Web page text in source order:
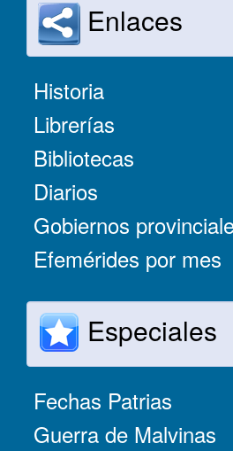
Enlaces
Historia
Librerías
Bibliotecas
Diarios
Gobiernos
Efemérides por mes
Especiales
Fechas Patrias
Guerra de Malvinas